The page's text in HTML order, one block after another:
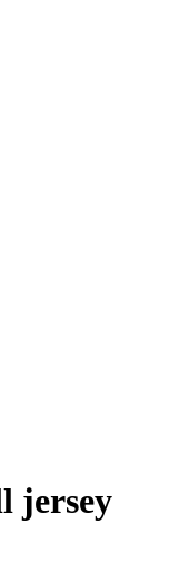
jersey